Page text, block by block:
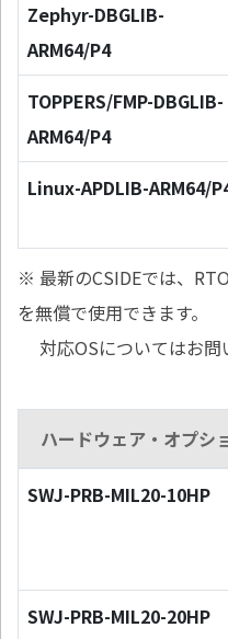
Zephyr-DBGLIB-
ARM64/P4
TOPPERS/FMP-DBGLIB-
ARM64/P4
Linux-APDLIB-ARM64/
※ 最新のCSIDEでは、
を無償で使用できます。
対応OSについてはお問
ハードウェア・オプシ
SWJ-PRB-MIL20-10HP
SWJ-PRB-MIL20-20HP